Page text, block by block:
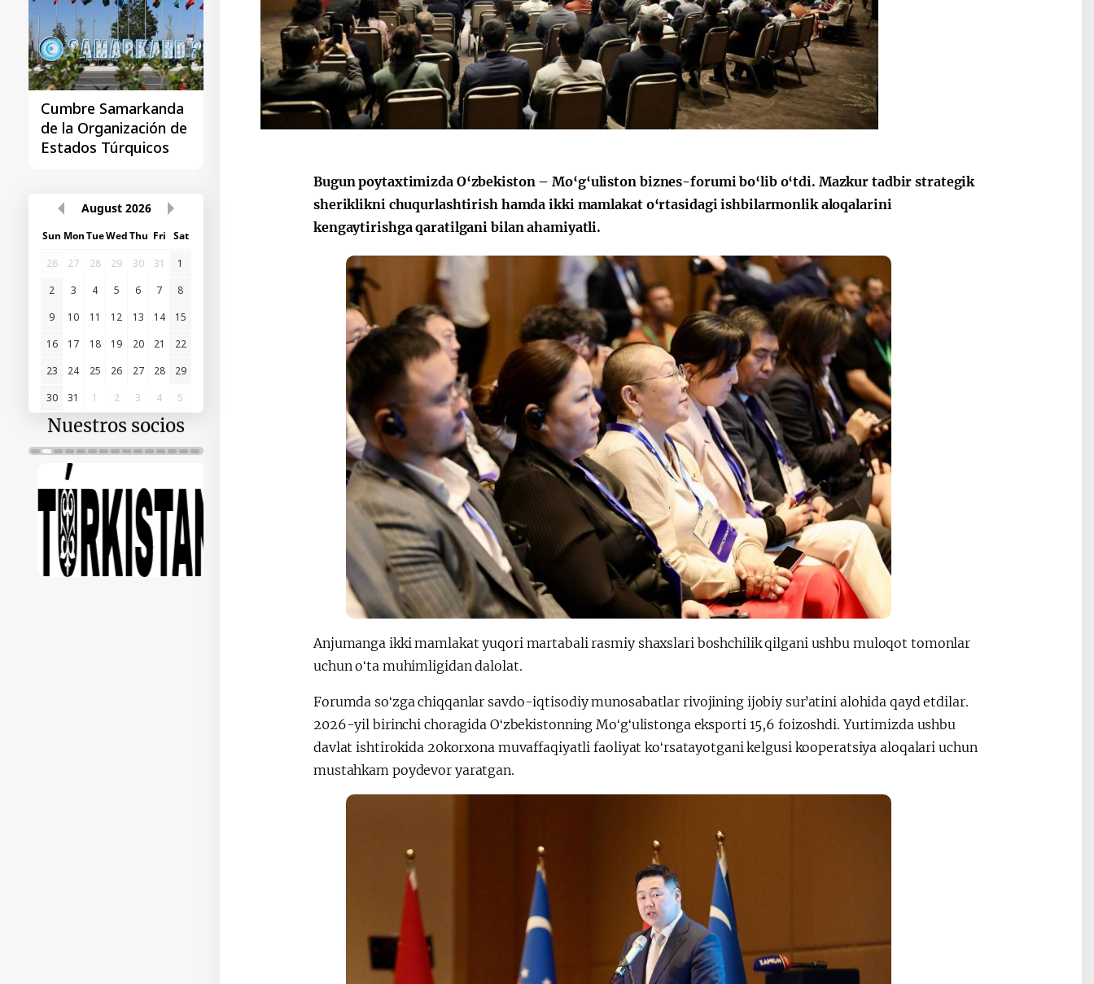
Cumbre Samarkanda
de la Organización de
Estados Túrquicos
La primera Cumbre
"Asia Central - China"
August 2026
Sun MonTueWedThu Fri Sat
26
27 28 29 30 31
1
2
3 4 5 6 7
8
9
10 11 12 13 14
15
16
17 18 19 20 21
22
23
24 25 26 27 28
29
30
31 1 2 3 4 5
Nuestros socios
Bugun poytaxtimizda O‘zbekiston – Mo‘g‘uliston biznes-forumi bo‘lib o‘tdi. Mazkur tadbir strategik
sheriklikni chuqurlashtirish hamda ikki mamlakat o‘rtasidagi ishbilarmonlik aloqalarini
kengaytirishga qaratilgani bilan ahamiyatli.
Anjumanga ikki mamlakat yuqori martabali rasmiy shaxslari boshchilik qilgani ushbu muloqot tomonlar
uchun oʻta muhimligidan dalolat.
Forumda soʻzga chiqqanlar savdo-iqtisodiy munosabatlar rivojining ijobiy surʼatini alohida qayd etdilar.
2026-yil birinchi choragida Oʻzbekistonning Moʻgʻulistonga eksporti 15,6 foizoshdi. Yurtimizda ushbu
davlat ishtirokida 20korxona muvaffaqiyatli faoliyat koʻrsatayotgani kelgusi kooperatsiya aloqalari uchun
mustahkam poydevor yaratgan.